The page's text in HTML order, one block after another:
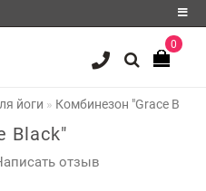
Регистрация
Авторизация
0
йоги Комбинезон "Grace Black"
Black"
отзыв